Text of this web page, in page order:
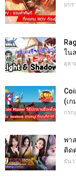
มกร
ใน
ตุลา
(เก
กรก
พา
ติด
ธันว